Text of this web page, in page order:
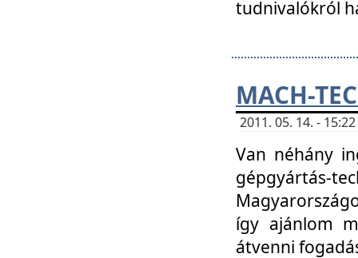
tudnivalókról
MACH-
2011. 05. 14. -
Van néhány
gépgyártás-
így ajánlom
átvenni